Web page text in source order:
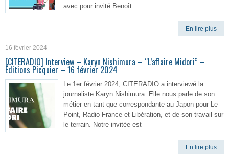
avec pour invité Benoît
En lire plus
16 février 2024
[CITERADIO] Interview – Karyn Nishimura – “L’affaire Midori” –
Éditions Picquier – 16 février 2024
Le 1er février 2024, CITERADIO a interviewé la
journaliste Karyn Nishimura. Elle nous parle de son
métier en tant que correspondante au Japon pour Le
Point, Radio France et Libération, et de son travail sur
le terrain. Notre invitée est
En lire plus